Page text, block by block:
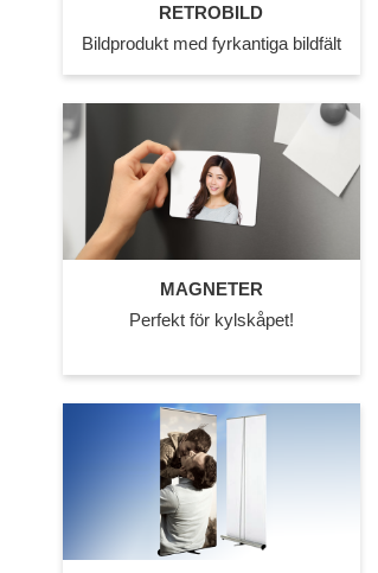
RETROBILD
Bildprodukt med fyrkantiga bildfält
MAGNETER
Perfekt för kylskåpet!